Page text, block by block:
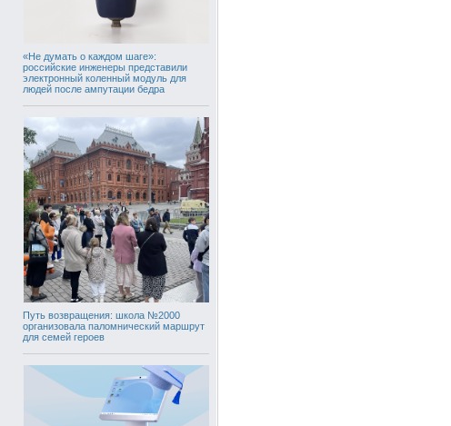
«Не думать о каждом шаге»:
российские инженеры представили
электронный коленный модуль для
людей после ампутации бедра
Путь возвращения: школа №2000
организовала паломнический маршрут
для семей героев